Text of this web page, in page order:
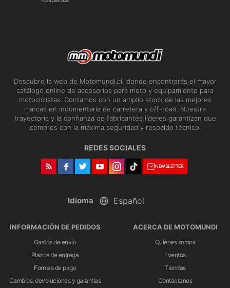
Descubre la web de Motomundi.cl, donde encontrarás el mayor
catálogo online de accesorios para moto y equipamiento para
motociclistas. Contamos con un amplio stock de las mejores
marcas en indumentaria de carretera y off-road. Nuestra
trayectoria y la confianza de fabricantes líderes garantizan que
compres con la máxima seguridad y respaldo técnico.
REDES SOCIALES
NEWSLETTER
Idioma
INFORMACIÓN DE PEDIDOS
Gastos de envío
Plazos de entrega
Formas de pago
Cambios, devoluciones y garantías
ACERCA DE MOTOMUNDI
Quiénes somos
Eventos
Tiendas
Contáctanos